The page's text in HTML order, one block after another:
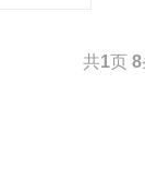
共1页 8